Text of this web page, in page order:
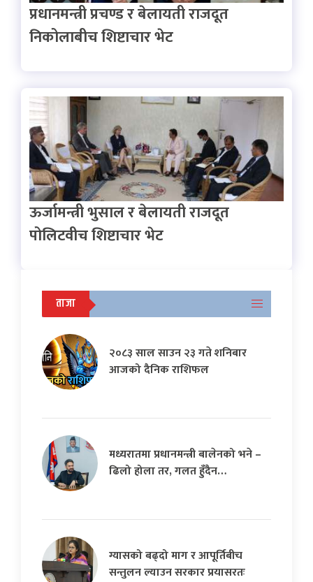
प्रधानमन्त्री प्रचण्ड र बेलायती राजदूत
निकोलाबीच शिष्टाचार भेट
ऊर्जामन्त्री भुसाल र बेलायती राजदूत
पोलिटवीच शिष्टाचार भेट
ताजा
२०८३ साल साउन २३ गते शनिबार
आजको दैनिक राशिफल
मध्यरातमा प्रधानमन्त्री बालेनको भने –
ढिलो होला तर, गलत हुँदैन…
ग्यासको बढ्दो माग र आपूर्तिबीच
सन्तुलन ल्याउन सरकार प्रयासरतः